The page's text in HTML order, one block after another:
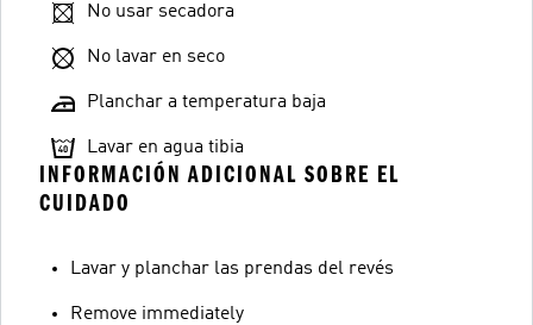
No usar secadora
No lavar en seco
Planchar a temperatura baja
Lavar en agua tibia
INFORMACIÓN ADICIONAL SOBRE EL
CUIDADO
Lavar y planchar las prendas del revés
Remove immediately